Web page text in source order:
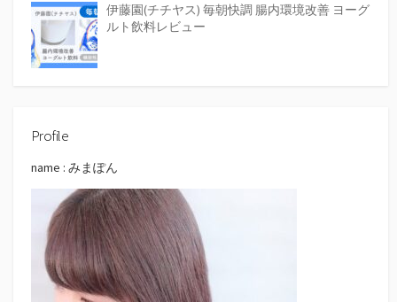
伊藤園(チチヤス) 毎朝快調 腸内環境改善 ヨーグ
ルト飲料レビュー
Profile
name : みまぽん